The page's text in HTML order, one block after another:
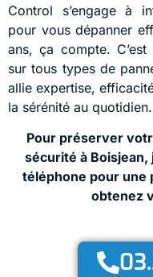
Control s’engage à
pour vous dépanner
ans, ça compte.
sur tous types de
allie expertise,
la sérénité au quotidien.
Pour préserver
sécurité à
téléphone pour une
obtenez